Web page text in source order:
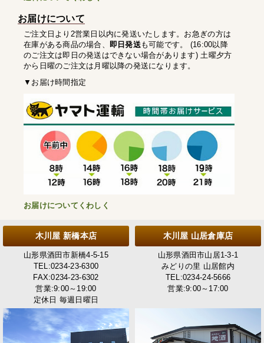
お届けについて
ご注文日より2営業日以内に発送いたします。お急ぎの方は
在庫がある商品の場合、 即日発送も可能です。 (16:00以降
のご注文は即日の発送はできない場合があります) 土曜夕方
から日曜のご注文は月曜以降の発送になります。
▼お届け時間指定
お届けについてくわしく
木川屋 新橋本店
山形県酒田市新橋4-5-15
TEL:0234-23-6300
FAX:0234-23-6302
営業:9:00～19:00
定休日 毎週日曜日
木川屋 山居倉庫店
山形県酒田市山居1-3-1
みどりの里 山居館内
TEL:0234-24-5666
営業:9:00～17:00